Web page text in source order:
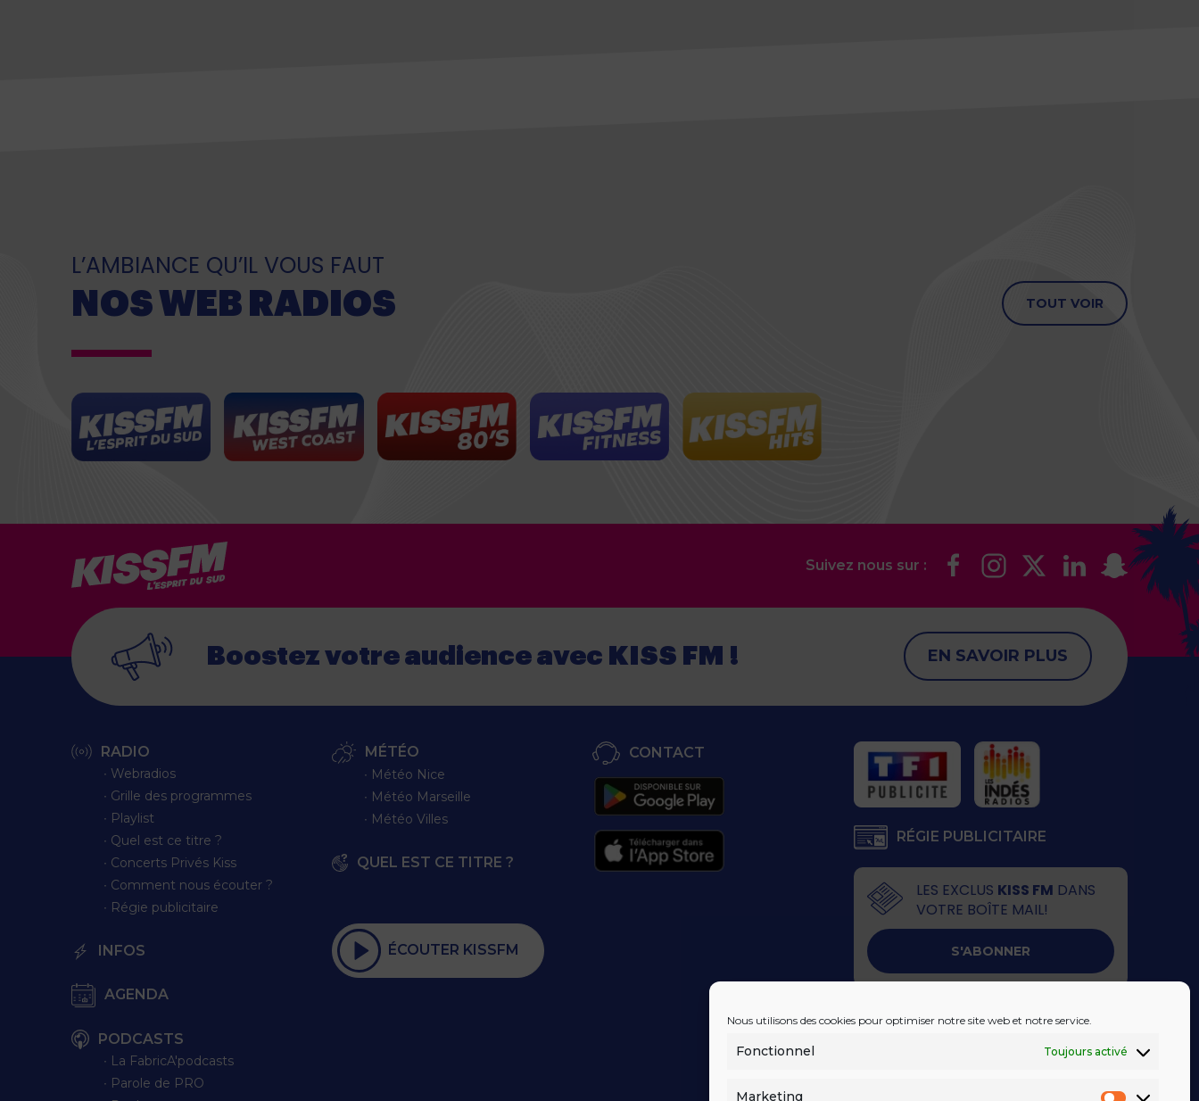
Nous utilisons des cookies pour optimiser notre site web et notre service.
Fonctionnel Toujours activé
Marketing
L’AMBIANCE QU’IL VOUS FAUT
NOS WEB RADIOS TOUT VOIR
Suivez nous sur :
Boostez votre audience avec KISS FM ! EN SAVOIR PLUS
RADIO
∙ Webradios
∙ Grille des programmes
∙ Playlist
∙ Quel est ce titre ?
∙ Concerts Privés Kiss
∙ Comment nous écouter ?
∙ Régie publicitaire
INFOS
AGENDA
PODCASTS
∙ La FabricA'podcasts
∙ Parole de PRO
MÉTÉO
∙ Météo Nice
∙ Météo Marseille
∙ Météo Villes
QUEL EST CE TITRE ?
ÉCOUTER KISSFM
CONTACT
RÉGIE PUBLICITAIRE
LES EXCLUS KISS FM DANS
VOTRE BOÎTE MAIL!
S'ABONNER